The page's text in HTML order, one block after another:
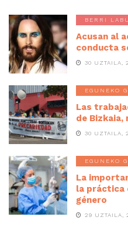
BERRI
Acusan al
conducta
30 UZTAILA,
EGUNEKO
Las
de Bizkaia,
30 UZTAILA,
EGUNEKO
La
la práctica
género
29 UZTAILA,